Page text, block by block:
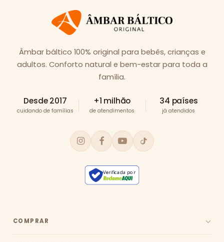
Âmbar báltico 100% original para bebês, crianças e
adultos. Conforto natural e bem-estar para toda a
família.
Desde 2017
cuidando de famílias
+1 milhão
de atendimentos
34 países
já atendidos
Verificada por
COMPRAR